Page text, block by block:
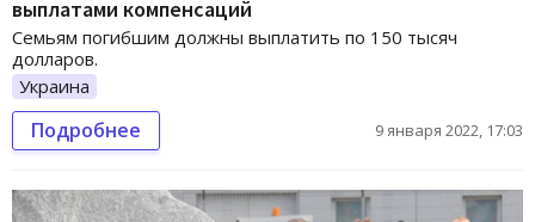
выплатами компенсаций
Семьям погибшим должны выплатить по 150 тысяч
долларов.
Украина
Подробнее 9 января 2022, 17:03